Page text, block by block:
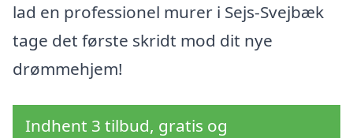
lad en professionel murer i Sejs-Svejbæk
tage det første skridt mod dit nye
drømmehjem!
Indhent 3 tilbud, gratis og